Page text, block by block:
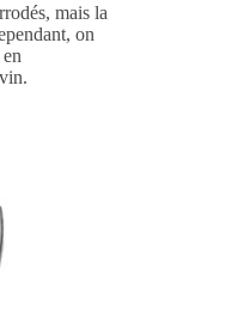
mais la
on